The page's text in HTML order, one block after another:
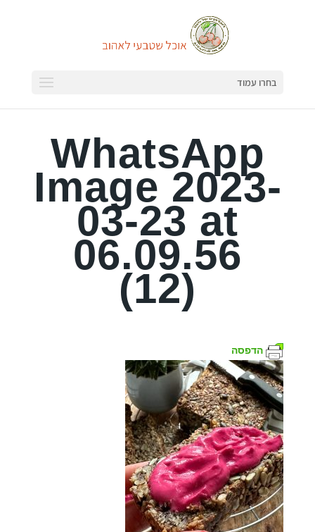
בחרו עמוד
WhatsApp
Image 2023-
03-23 at
06.09.56
(12)
הדפסה